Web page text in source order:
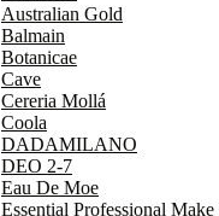
Australian Gold
Balmain
Botanicae
Cave
Cereria Mollá
Coola
DADAMILANO
DEO 2-7
Eau De Moe
Essential Professional